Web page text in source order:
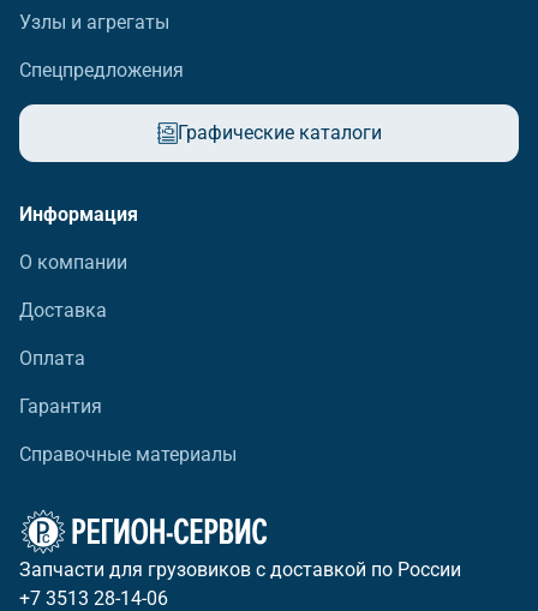
Узлы и агрегаты
Спецпредложения
Графические каталоги
Информация
О компании
Доставка
Оплата
Гарантия
Справочные материалы
Запчасти для грузовиков с доставкой по России
+7 3513 28-14-06